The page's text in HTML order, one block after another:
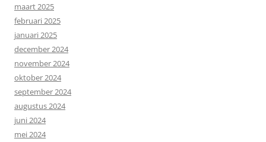
maart 2025
februari 2025
januari 2025
december 2024
november 2024
oktober 2024
september 2024
augustus 2024
juni 2024
mei 2024